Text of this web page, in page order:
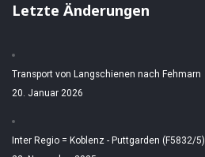
Letzte Änderungen
Transport von Langschienen nach Fehmarn
20. Januar 2026
Inter Regio = Koblenz - Puttgarden (F5832/5)